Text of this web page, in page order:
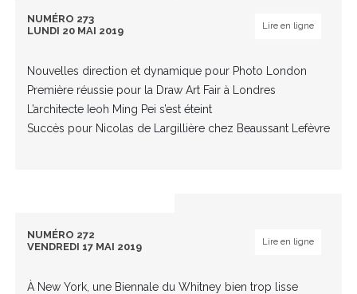
NUMÉRO 273
LUNDI 20 MAI 2019
Lire en ligne
Nouvelles direction et dynamique pour Photo London
Première réussie pour la Draw Art Fair à Londres
L’architecte Ieoh Ming Pei s’est éteint
Succès pour Nicolas de Largillière chez Beaussant Lefèvre
NUMÉRO 272
VENDREDI 17 MAI 2019
Lire en ligne
À New York, une Biennale du Whitney bien trop lisse